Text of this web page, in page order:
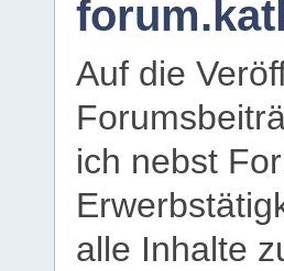
Auf die
ich nebst
alle Inhalte